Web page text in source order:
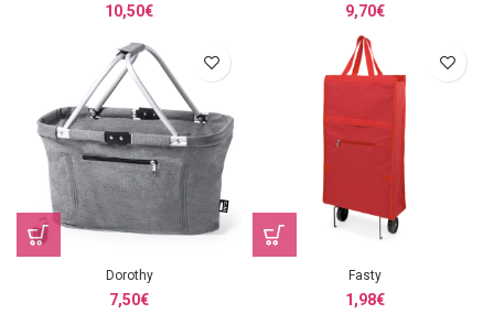
10,50€ 9,70€
Dorothy
7,50€
Fasty
1,98€